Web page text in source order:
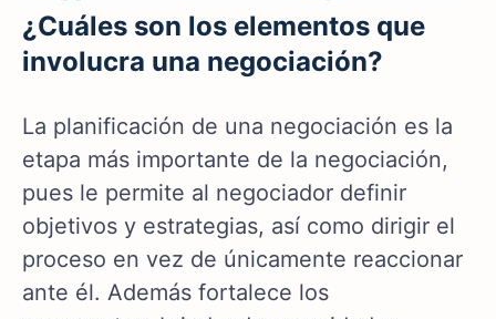
¿Cuáles son los elementos que
involucra una negociación?
La planificación de una negociación es la
etapa más importante de la negociación,
pues le permite al negociador definir
objetivos y estrategias, así como dirigir el
proceso en vez de únicamente reaccionar
ante él. Además fortalece los